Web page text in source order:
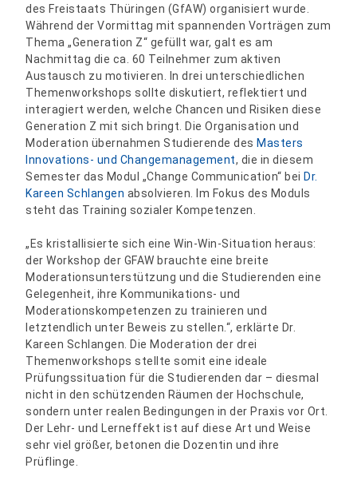
des Freistaats Thüringen (GfAW) organisiert wurde.
Während der Vormittag mit spannenden Vorträgen zum
Thema „Generation Z“ gefüllt war, galt es am
Nachmittag die ca. 60 Teilnehmer zum aktiven
Austausch zu motivieren. In drei unterschiedlichen
Themenworkshops sollte diskutiert, reflektiert und
interagiert werden, welche Chancen und Risiken diese
Generation Z mit sich bringt. Die Organisation und
Moderation übernahmen Studierende des Masters
Innovations- und Changemanagement, die in diesem
Semester das Modul „Change Communication“ bei Dr.
Kareen Schlangen absolvieren. Im Fokus des Moduls
steht das Training sozialer Kompetenzen.
„Es kristallisierte sich eine Win-Win-Situation heraus:
der Workshop der GFAW brauchte eine breite
Moderationsunterstützung und die Studierenden eine
Gelegenheit, ihre Kommunikations- und
Moderationskompetenzen zu trainieren und
letztendlich unter Beweis zu stellen.“, erklärte Dr.
Kareen Schlangen. Die Moderation der drei
Themenworkshops stellte somit eine ideale
Prüfungssituation für die Studierenden dar – diesmal
nicht in den schützenden Räumen der Hochschule,
sondern unter realen Bedingungen in der Praxis vor Ort.
Der Lehr- und Lerneffekt ist auf diese Art und Weise
sehr viel größer, betonen die Dozentin und ihre
Prüflinge.